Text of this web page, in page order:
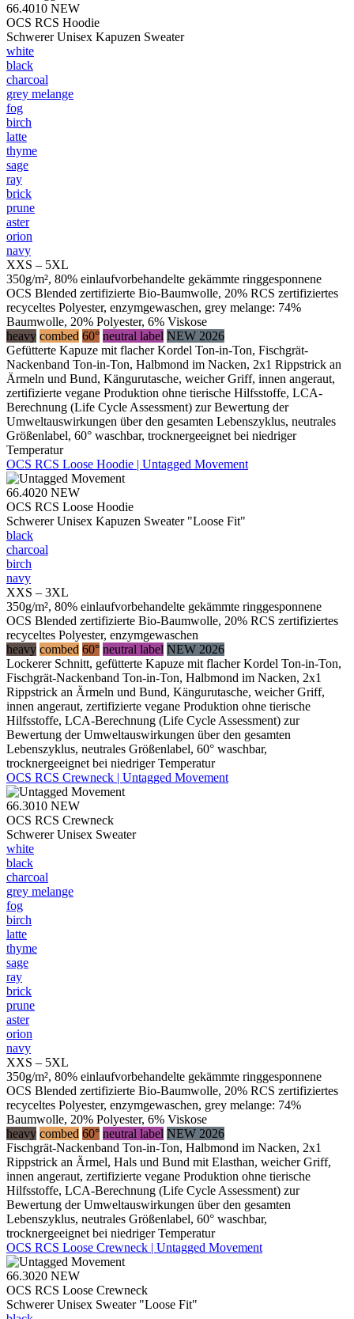
66.4010 NEW
OCS RCS Hoodie
Schwerer Unisex Kapuzen Sweater
white
black
charcoal
grey melange
fog
birch
latte
thyme
sage
ray
brick
prune
aster
orion
navy
XXS – 5XL
350g/m², 80% einlaufvorbehandelte gekämmte ringgesponnene
OCS Blended zertifizierte Bio-Baumwolle, 20% RCS zertifiziertes
recyceltes Polyester, enzymgewaschen, grey melange: 74%
Baumwolle, 20% Polyester, 6% Viskose
heavy combed 60° neutral label NEW 2026
Gefütterte Kapuze mit flacher Kordel Ton-in-Ton, Fischgrät-
Nackenband Ton-in-Ton, Halbmond im Nacken, 2x1 Rippstrick an
Ärmeln und Bund, Kängurutasche, weicher Griff, innen angeraut,
zertifizierte vegane Produktion ohne tierische Hilfsstoffe, LCA-
Berechnung (Life Cycle Assessment) zur Bewertung der
Umweltauswirkungen über den gesamten Lebenszyklus, neutrales
Größenlabel, 60° waschbar, trocknergeeignet bei niedriger
Temperatur
OCS RCS Loose Hoodie | Untagged Movement
66.4020 NEW
OCS RCS Loose Hoodie
Schwerer Unisex Kapuzen Sweater "Loose Fit"
black
charcoal
birch
navy
XXS – 3XL
350g/m², 80% einlaufvorbehandelte gekämmte ringgesponnene
OCS Blended zertifizierte Bio-Baumwolle, 20% RCS zertifiziertes
recyceltes Polyester, enzymgewaschen
heavy combed 60° neutral label NEW 2026
Lockerer Schnitt, gefütterte Kapuze mit flacher Kordel Ton-in-Ton,
Fischgrät-Nackenband Ton-in-Ton, Halbmond im Nacken, 2x1
Rippstrick an Ärmeln und Bund, Kängurutasche, weicher Griff,
innen angeraut, zertifizierte vegane Produktion ohne tierische
Hilfsstoffe, LCA-Berechnung (Life Cycle Assessment) zur
Bewertung der Umweltauswirkungen über den gesamten
Lebenszyklus, neutrales Größenlabel, 60° waschbar,
trocknergeeignet bei niedriger Temperatur
OCS RCS Crewneck | Untagged Movement
66.3010 NEW
OCS RCS Crewneck
Schwerer Unisex Sweater
white
black
charcoal
grey melange
fog
birch
latte
thyme
sage
ray
brick
prune
aster
orion
navy
XXS – 5XL
350g/m², 80% einlaufvorbehandelte gekämmte ringgesponnene
OCS Blended zertifizierte Bio-Baumwolle, 20% RCS zertifiziertes
recyceltes Polyester, enzymgewaschen, grey melange: 74%
Baumwolle, 20% Polyester, 6% Viskose
heavy combed 60° neutral label NEW 2026
Fischgrät-Nackenband Ton-in-Ton, Halbmond im Nacken, 2x1
Rippstrick an Ärmel, Hals und Bund mit Elasthan, weicher Griff,
innen angeraut, zertifizierte vegane Produktion ohne tierische
Hilfsstoffe, LCA-Berechnung (Life Cycle Assessment) zur
Bewertung der Umweltauswirkungen über den gesamten
Lebenszyklus, neutrales Größenlabel, 60° waschbar,
trocknergeeignet bei niedriger Temperatur
OCS RCS Loose Crewneck | Untagged Movement
66.3020 NEW
OCS RCS Loose Crewneck
Schwerer Unisex Sweater "Loose Fit"